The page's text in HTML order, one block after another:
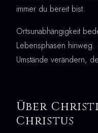
immer du bereit bist.
Ortsunabhängigkeit
Lebensphasen
Umstände verändern,
Über
Christus